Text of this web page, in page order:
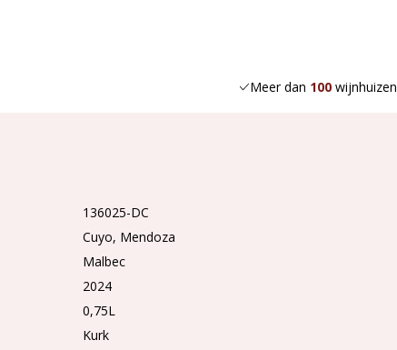
Meer dan 100wijnhuizen
136025-DC
Cuyo Mendoza
Malbec
2024
0,75L
Kurk